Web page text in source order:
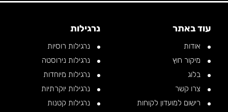
עוד באתר
אודות
מיקור חוץ
בלוג
צרו קשר
רישום למועדון לקוחות
נרגילות
נרגילות רוסיות
נרגילות נירוסטה
נרגילות מיוחדות
נרגילות יוקרתיות
נרגילות קטנות